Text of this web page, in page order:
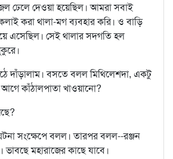
ঢেলে দেওয়া হয়েছিল। আমরা সবাই
করা থালা-মগ ব্যবহার করি। ও বাড়ি
এসেছিল। সেই থালার সদগতি হল
দাঁড়ালাম। বসতে বলল মিথিলেশদা, একটু
কাঁঠালপাতা খাওয়ানো?
সংক্ষেপে বলল। তারপর বলল--রঞ্জন
ভাবছে মহারাজের কাছে যাবে।